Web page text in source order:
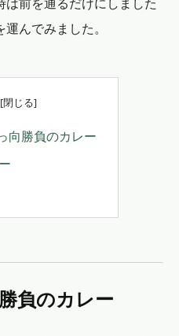
んでみました。
向勝負のカレー
勝負のカレー